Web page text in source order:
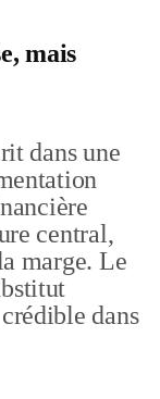
mais
dans une
central,
marge. Le
dans